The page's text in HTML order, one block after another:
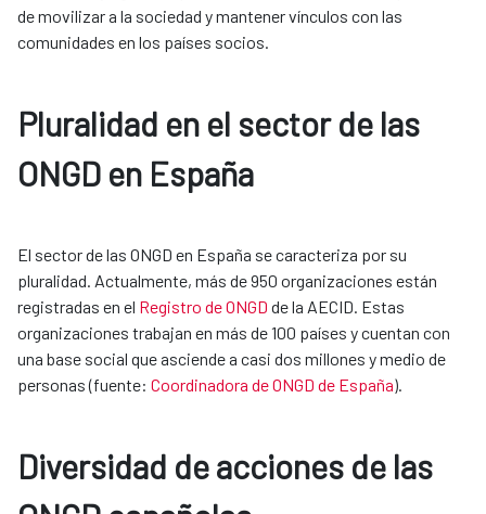
de movilizar a la sociedad y mantener vínculos con las
comunidades en los países socios.
Pluralidad en el sector de las
ONGD en España
El sector de las ONGD en España se caracteriza por su
pluralidad. Actualmente, más de 950 organizaciones están
registradas en el Registro de ONGD de la AECID. Estas
organizaciones trabajan en más de 100 países y cuentan con
una base social que asciende a casi dos millones y medio de
personas (fuente: Coordinadora de ONGD de España).
Diversidad de acciones de las